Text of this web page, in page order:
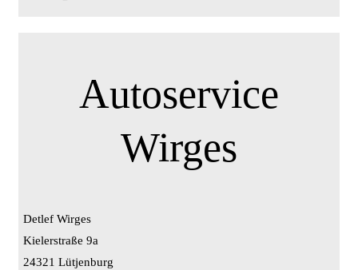
Autoservice
Wirges
Detlef Wirges
Kielerstraße 9a
24321 Lütjenburg